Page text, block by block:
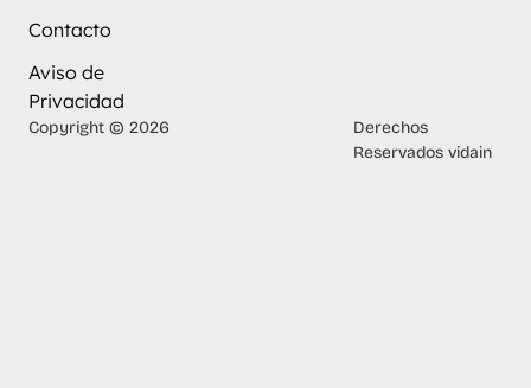
Contacto
Aviso de
Privacidad
Copyright © 2026
Derechos
Reservados vidain